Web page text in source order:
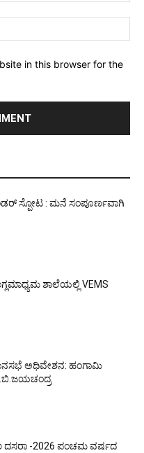
in this browser for the
ಸ್ಪೋಟ : ಮನೆ ಸಂಪೂರ್ಣವಾಗಿ
ಶಾಲೆಯಲ್ಲಿ VEMS
ಅಧಿವೇಶನ: ಹಂಗಾಮಿ
-2026 ಪಂಚಮ ವರ್ಷದ